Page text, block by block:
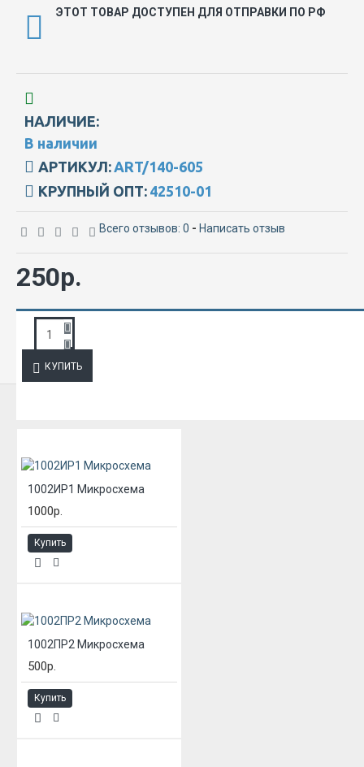
ЭТОТ ТОВАР ДОСТУПЕН ДЛЯ ОТПРАВКИ ПО РФ
НАЛИЧИЕ:
В наличии
АРТИКУЛ: ART/140-605
КРУПНЫЙ ОПТ: 42510-01
Всего отзывов: 0 - Написать отзыв
250р.
КУПИТЬ
1002ИР1 Микросхема
1000р.
Купить
1002ПР2 Микросхема
500р.
Купить